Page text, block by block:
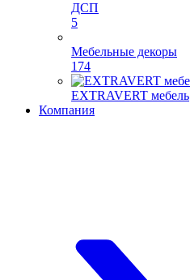
ДСП
5
Мебельные декоры
174
EXTRAVERT мебель
Компания